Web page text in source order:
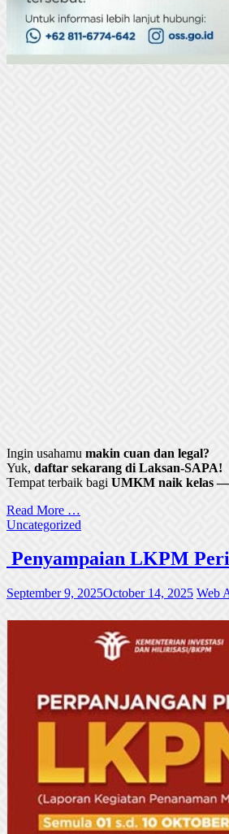
Ingin usahamu makin cuan dan legal?
Yuk, daftar sekarang di Laksan-SAPA!
Tempat terbaik bagi UMKM naik kelas
Read More …
Uncategorized
Penyampaian LKPM
September 9, 2025October 14, 2025 Web